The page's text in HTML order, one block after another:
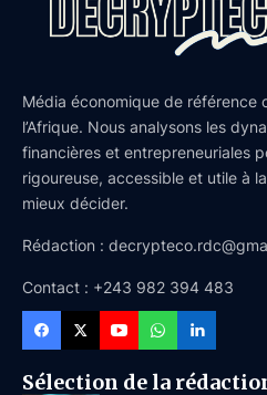
Média économique de référence
l’Afrique. Nous analysons les
financières et entrepreneuriales
rigoureuse, accessible et utile à
mieux décider.
Rédaction :
Contact : +243 982 394 483
Sélection de la